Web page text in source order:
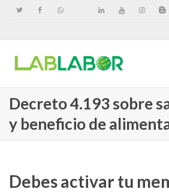
Decreto 4.193 sobre
y beneficio de
Debes activar tu